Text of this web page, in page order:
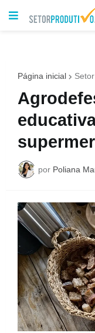
Página inicial
por Poliana